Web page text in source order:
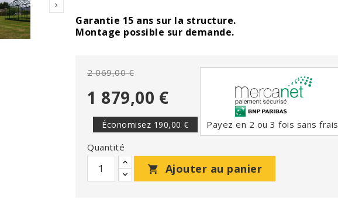

Garantie 15 ans sur la structure.
Montage possible sur demande.
2 069,00 €
1 879,00 €
Économisez 190,00 €
Payez en 2 ou 3 fois sans frais
Quantité

Ajouter au panier